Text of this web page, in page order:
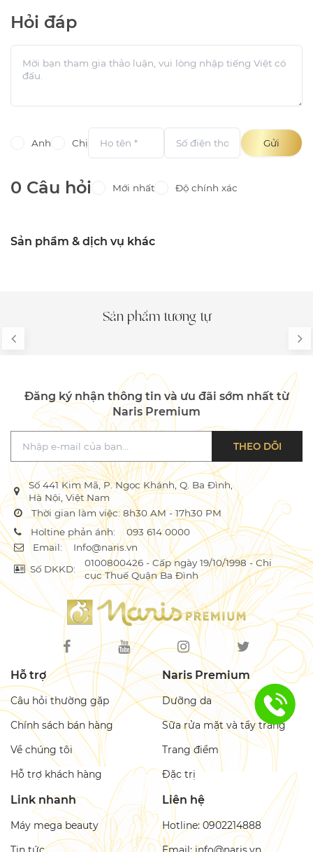
Hỏi đáp
Anh Chị Gửi
0 Câu hỏi Mới nhất Độ chính xác
Sản phẩm & dịch vụ khác
Sản phẩm tương tự
Đăng ký nhận thông tin và ưu đãi sớm nhất từ
Naris Premium
THEO DÕI
Số 441 Kim Mã, P. Ngọc Khánh, Q. Ba Đình,
Hà Nội, Việt Nam
Thời gian làm việc: 8h30 AM - 17h30 PM
Holtine phản ánh:
093 614 0000
Email:
Info@naris.vn
Số DKKD:
0100800426 - Cấp ngày 19/10/1998 - Chi
cục Thuế Quận Ba Đình
Hỗ trợ
Câu hỏi thường gặp
Chính sách bán hàng
Về chúng tôi
Hỗ trợ khách hàng
Naris Premium
Dưỡng da
Sữa rửa mặt và tẩy trang
Trang điểm
Đặc trị
Link nhanh
Máy mega beauty
Liên hệ
Hotline: 0902214888